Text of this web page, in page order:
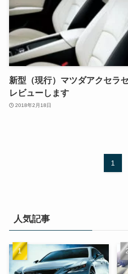
新型（現行）マツダアクセラ
レビューします
2018年2月18日
1
人気記事